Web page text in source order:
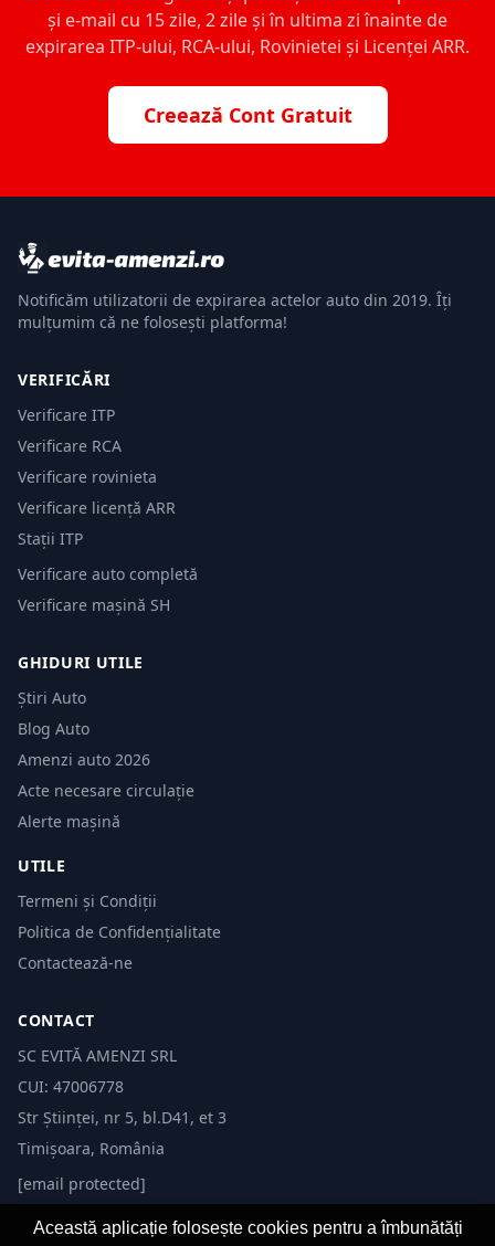
și e-mail cu 15 zile, 2 zile și în ultima zi înainte de
expirarea ITP-ului, RCA-ului, Rovinietei și Licenței ARR.
Creează Cont Gratuit
Notificăm utilizatorii de expirarea actelor auto din 2019. Îți
mulțumim că ne folosești platforma!
VERIFICĂRI
Verificare ITP
Verificare RCA
Verificare rovinieta
Verificare licență ARR
Stații ITP
Verificare auto completă
Verificare mașină SH
GHIDURI UTILE
Știri Auto
Blog Auto
Amenzi auto 2026
Acte necesare circulație
Alerte mașină
UTILE
Termeni și Condiții
Politica de Confidențialitate
Contactează-ne
CONTACT
SC EVITĂ AMENZI SRL
CUI: 47006778
Str Științei, nr 5, bl.D41, et 3
Timișoara, România
[email protected]
Această aplicație folosește cookies pentru a îmbunătăți